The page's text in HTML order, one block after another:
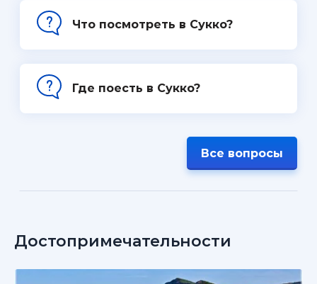
Что посмотреть в Сукко?
Где поесть в Сукко?
Все вопросы
Достопримечательности